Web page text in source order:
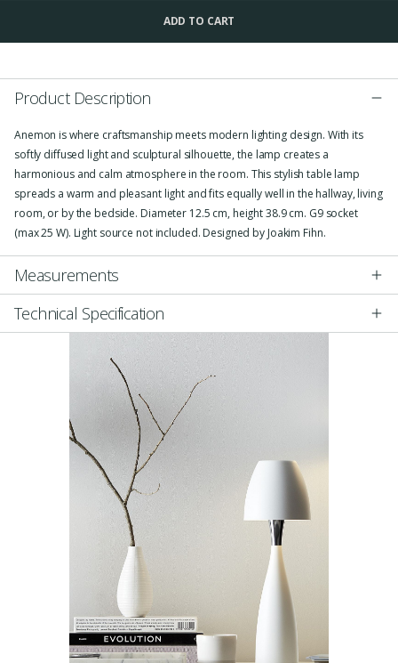
ADD TO CART
Product Description
Anemon is where craftsmanship meets modern lighting design. With its
softly diffused light and sculptural silhouette, the lamp creates a
harmonious and calm atmosphere in the room. This stylish table lamp
spreads a warm and pleasant light and fits equally well in the hallway, living
room, or by the bedside. Diameter 12.5 cm, height 38.9 cm. G9 socket
(max 25 W). Light source not included. Designed by Joakim Fihn.
Measurements
Technical Specification